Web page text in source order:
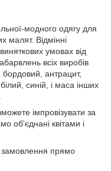
модного одягу для
малят. Відмінні
умовах від
всіх виробів
антрацит,
синій, і маса інших
імпровізувати за
об'єднані квітами і
замовлення прямо